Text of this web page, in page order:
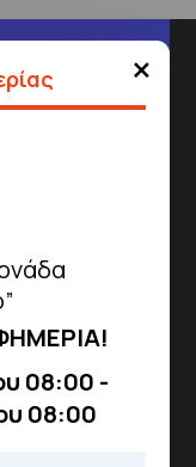
×
08:00 -
08:00